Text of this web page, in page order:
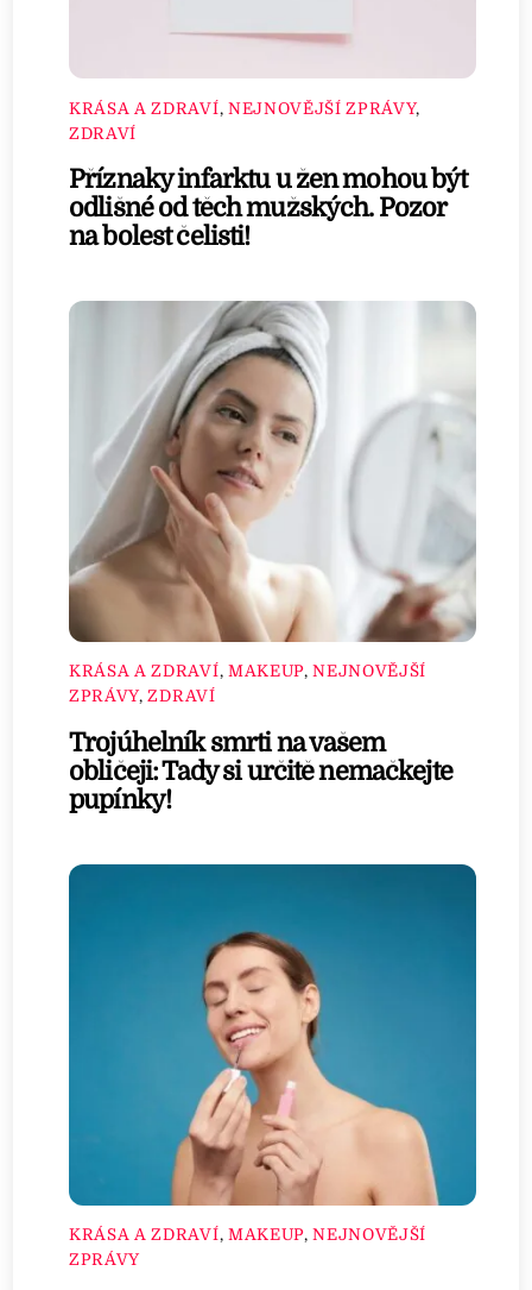
KRÁSA A ZDRAVÍ, NEJNOVĚJŠÍ ZPRÁVY,
ZDRAVÍ
Příznaky infarktu u žen mohou být
odlišné od těch mužských. Pozor
na bolest čelisti!
KRÁSA A ZDRAVÍ, MAKEUP,NEJNOVĚJŠÍ
ZPRÁVY,ZDRAVÍ
Trojúhelník smrti na vašem
obličeji: Tady si určitě nemačkejte
pupínky!
KRÁSA A ZDRAVÍ, MAKEUP,NEJNOVĚJŠÍ
ZPRÁVY